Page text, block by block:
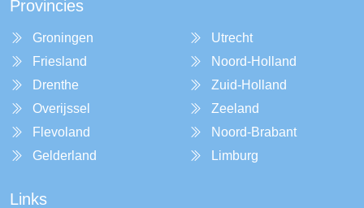
Provincies
Groningen
Friesland
Drenthe
Overijssel
Flevoland
Gelderland
Utrecht
Noord-Holland
Zuid-Holland
Zeeland
Noord-Brabant
Limburg
Links